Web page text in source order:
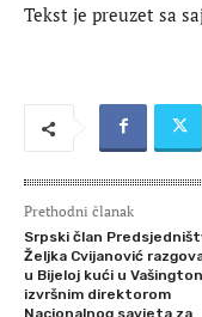
Tekst je preuzet sa
Prethodni članak
Srpski član
Željka Cvijanović
u Bijeloj kući u
izvršnim direktorom
Nacionalnog savjeta za